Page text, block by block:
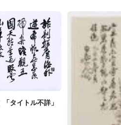
「タイトル不詳」